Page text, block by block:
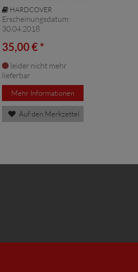
HARDCOVER
Erscheinungsdatum:
30.04.2018
35,00 € *
leider nicht mehr
lieferbar
Mehr Informationen
Auf den Merkzettel